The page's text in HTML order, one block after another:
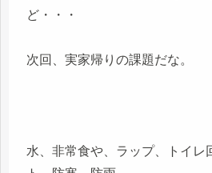
ど・・・
次回、実家帰りの課題だな。
水、非常食や、ラップ、トイレ